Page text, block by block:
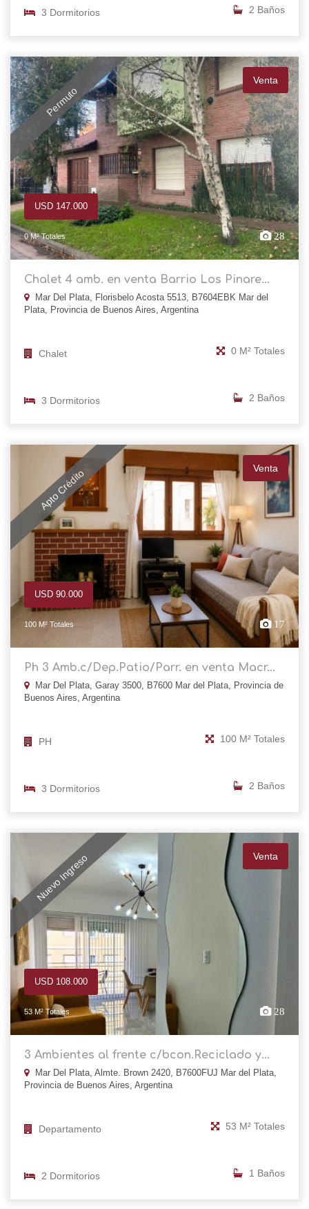
3 Dormitorios 2 Baños
Permuto
Venta
USD 147.000
0 M² Totales 28
Chalet 4 amb. en venta Barrio Los Pinare...
Mar Del Plata, Florisbelo Acosta 5513, B7604EBK Mar del
Plata, Provincia de Buenos Aires, Argentina
Chalet 0 M² Totales
3 Dormitorios 2 Baños
Apto Crédito Venta
USD 90.000
100 M² Totales 17
Ph 3 Amb.c/Dep.Patio/Parr. en venta Macr...
Mar Del Plata, Garay 3500, B7600 Mar del Plata, Provincia de
Buenos Aires, Argentina
PH 100 M² Totales
3 Dormitorios 2 Baños
Nuevo Ingreso Venta
USD 108.000
53 M² Totales 28
3 Ambientes al frente c/bcon.Reciclado y...
Mar Del Plata, Almte. Brown 2420, B7600FUJ Mar del Plata,
Provincia de Buenos Aires, Argentina
Departamento 53 M² Totales
2 Dormitorios 1 Baños